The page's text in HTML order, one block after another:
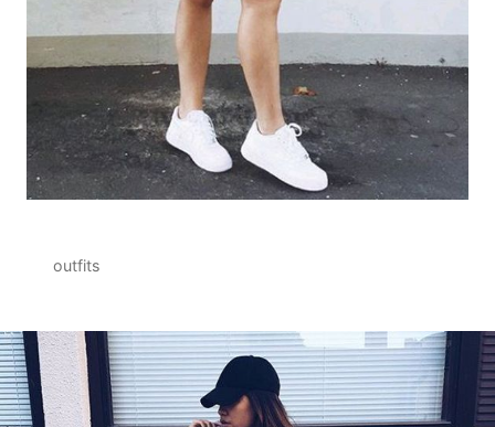
outfits